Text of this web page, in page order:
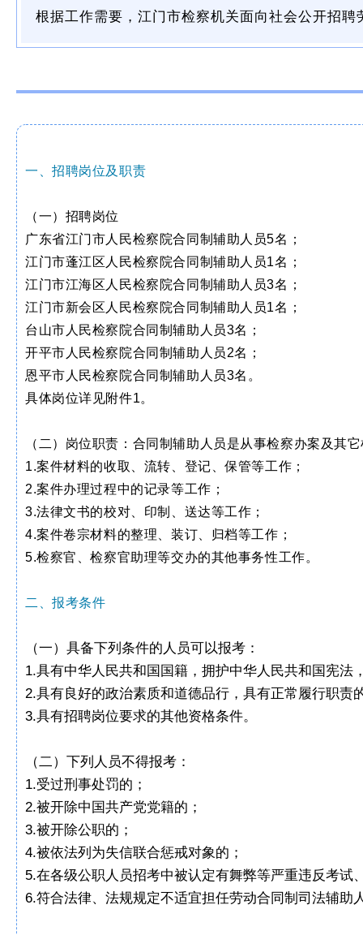
根据工作需要，江门市检察机关面向社会公开招
一、招聘岗位及职责
（一）招聘岗位
广东省江门市人民检察院合同制辅助人员5名；
江门市蓬江区人民检察院合同制辅助人员1名；
江门市江海区人民检察院合同制辅助人员3名；
江门市新会区人民检察院合同制辅助人员1名；
台山市人民检察院合同制辅助人员3名；
开平市人民检察院合同制辅助人员2名；
恩平市人民检察院合同制辅助人员3名。
具体岗位详见附件1。
（二）岗位职责：合同制辅助人员是从事检察办案及其
1.案件材料的收取、流转、登记、保管等工作；
2.案件办理过程中的记录等工作；
3.法律文书的校对、印制、送达等工作；
4.案件卷宗材料的整理、装订、归档等工作；
5.检察官、检察官助理等交办的其他事务性工作。
二、报考条件
（一）具备下列条件的人员可以报考：
1.具有中华人民共和国国籍，拥护中华人民共和国宪法
2.具有良好的政治素质和道德品行，具有正常履行职
3.具有招聘岗位要求的其他资格条件。
（二）下列人员不得报考：
1.受过刑事处罚的；
2.被开除中国共产党党籍的；
3.被开除公职的；
4.被依法列为失信联合惩戒对象的；
5.在各级公职人员招考中被认定有舞弊等严重违反考试
6.符合法律、法规规定不适宜担任劳动合同制司法辅助